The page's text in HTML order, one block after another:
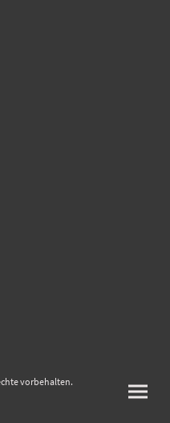
vorbehalten.